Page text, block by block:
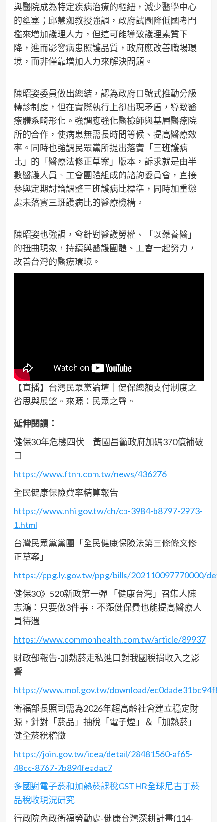
與醫院成為特定疾病治療的樞紐，減少醫學中心
的壅塞；邱慧洳教授強調，政府試圖降低國考門
檻來增加護理人力，但這可能導致護理素質下
降，進而影響病患照護品質，政府應改善職場環
境，而非僅靠增加人力來解決問題。
陳昭姿委員做出總結，認為政府口號式推動分級
轉診制度，但在實際執行上卻出現矛盾，導致醫
療體系畸形化。強調應強化醫檢師與基層醫療院
所的合作，使病患無需長時間等候、提高醫療效
率。同時也強調民眾黨所提出落實「三班護病
比」的「醫療法修正草案」版本，訴求就是由半
數醫護人員、工會團體組成的諮詢委員會，直接
參與定期討論調整三班護病比標準，同時加重懲
處未落實三班護病比的醫療機構。
陳昭姿也強調，會針對醫護勞權、「以藥養醫」
的扭曲現象，持續與醫護團體、工會一起努力，
改善台灣的醫療環境。
【直播】台灣民眾黨論壇｜健保總額支付制度之
省思與展望。來源：民眾之聲。
延伸閱讀：
健保30年危機四伏 黃國昌籲政府加碼370億補破
口
https://www.ftnn.com.tw/news/436276
全民健康保險費率精算報告
https://www.nhi.gov.tw/ch/cp-3984-b8797-2973-
1.html
台灣民眾黨黨團「全民健康保險法第三條條文修
正草案」
https://ppg.ly.gov.tw/ppg/bills/202110097770000/
健保30》520新政第一彈 「健康台灣」召集人陳
志鴻：只要做3件事，不漲健保費也能提高醫療人
員待遇
https://www.commonhealth.com.tw/article/89937
財政部報告-加熱菸走私進口對我國稅捐收入之影
響
https://www.mof.gov.tw/download/
衛福部長照司需為2026年超高齡社會建立穩定財
源，針對「菸品」抽稅「電子煙」＆「加熱菸」
健全菸稅稽徵
https://join.gov.tw/idea/detail/28481560-af65-
48cc-8767-7b894feadac7
多國對電子菸和加熱菸課稅GSTHR全球尼古丁菸
品稅收現況研究
行政院內政衛福勞動處-健康台灣深耕計畫(114-